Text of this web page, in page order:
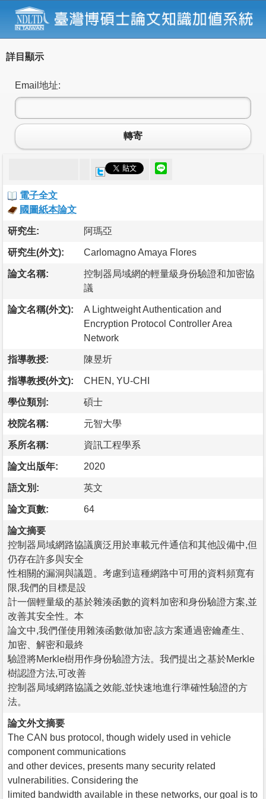
詳目顯示
Email地址:
轉寄
電子全文
國圖紙本論文
研究生: 阿瑪亞
研究生(外文): Carlomagno Amaya Flores
論文名稱:
控制器局域網的輕量級身份驗證和加密協
議
論文名稱(外文):
A Lightweight Authentication and
Encryption Protocol Controller Area
Network
指導教授: 陳昱圻
指導教授(外文): CHEN, YU-CHI
學位類別: 碩士
校院名稱: 元智大學
系所名稱: 資訊工程學系
論文出版年: 2020
語文別: 英文
論文頁數: 64
論文摘要
控制器局域網路協議廣泛用於車載元件通信和其他設備中,但
仍存在許多與安全
性相關的漏洞與議題。考慮到這種網路中可用的資料頻寬有
限,我們的目標是設
計一個輕量級的基於雜湊函數的資料加密和身份驗證方案,並
改善其安全性。本
論文中,我們僅使用雜湊函數做加密,該方案通過密鑰產生、
加密、解密和最終
驗證將Merkle樹用作身份驗證方法。我們提出之基於Merkle
樹認證方法,可改善
控制器局域網路協議之效能,並快速地進行準確性驗證的方
法。
論文外文摘要
The CAN bus protocol, though widely used in vehicle
component communications
and other devices, presents many security related
vulnerabilities. Considering the
limited bandwidth available in these networks, our goal is to